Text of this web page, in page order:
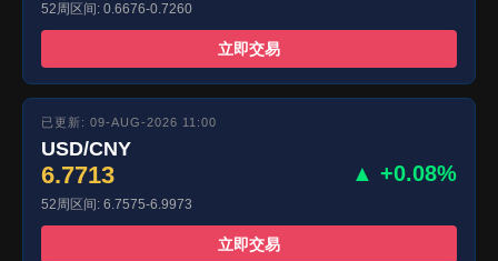
52周区间: 0.6676-0.7260
立即交易
已更新: 09-AUG-2026 11:00
USD/CNY
6.7713 ▲ +0.08%
52周区间: 6.7575-6.9973
立即交易